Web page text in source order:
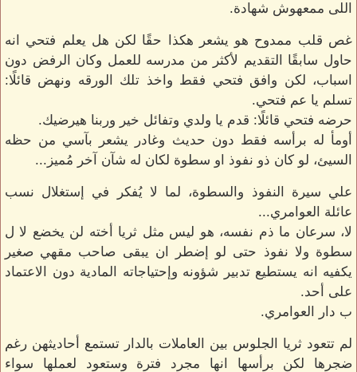
اللى ممعهوش شهادة.
غص قلب ممدوح هو يشعر هكذا حقًا لكن هل يعلم فتحي انه
حاول سابقًا التقديم لأكثر من مدرسه للعمل وكان الرفض دون
اسباب، لكن وافق فتحي فقط واخذ تلك الورقه ونهض قائلًا:
تسلم يا عم فتحي.
حرضه فتحي قائلًا: قدم يا ولدي وتفائل خير وربنا هيرضيك.
أومأ له برأسه فقط دون حديث وغادر يشعر بآسي من حظه
السيئ، لو كان ذو نفوذ او سطوة لكان له شآن آخر مُميز...
علي سيرة النفوذ والسطوة، لما لا يُفكر في إستغلال نسب
عائلة العوامري...
لا، سرعان ما ذم نفسه، هو ليس مثل ثريا أخته لن يخضع لا ل
سطوة ولا نفوذ حتى لو إضطر ان يبقى صاحب مقهي صغير
يكفيه انه يستطيع تدبير شؤونه وإحتياجاته المادية دون الاعتماد
على أحد.
ب دار العوامري.
لم تتعود ثريا الجلوس بين العاملات بالدار تستمع أحاديثهن رغم
ضجرها لكن برأسها انها مجرد فترة وستعود لعملها سواء